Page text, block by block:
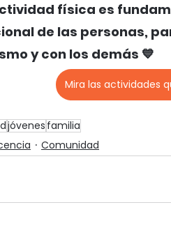
física es
de las personas,
y con los demás 💙
Mira las actividades
jóvenes familia
Comunidad